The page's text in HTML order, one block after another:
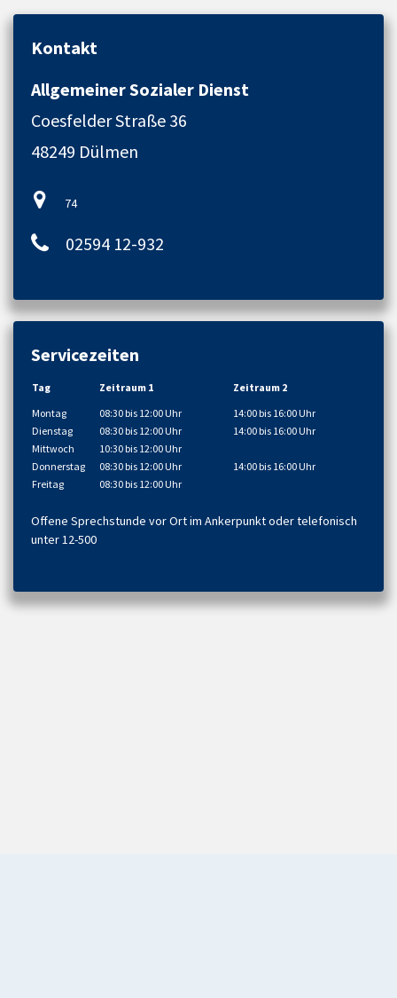
Kontakt
Allgemeiner Sozialer Dienst
Coesfelder Straße 36
48249 Dülmen
74
02594 12-932
Servicezeiten
Tag Zeitraum 1
Zeitraum 2
Montag
08:30 bis 12:00 Uhr
14:00 bis 16:00 Uhr
Dienstag
08:30 bis 12:00 Uhr
14:00 bis 16:00 Uhr
Mittwoch
10:30 bis 12:00 Uhr
Donnerstag
08:30 bis 12:00 Uhr
14:00 bis 16:00 Uhr
Freitag
08:30 bis 12:00 Uhr
Offene Sprechstunde vor Ort im Ankerpunkt oder telefonisch